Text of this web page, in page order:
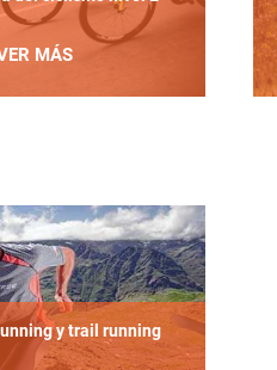
MÁS
y trail running